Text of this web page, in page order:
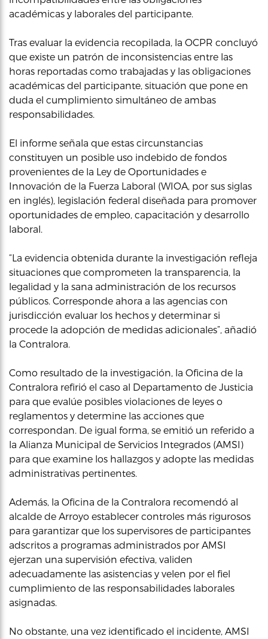
académicas y laborales del participante.
Tras evaluar la evidencia recopilada, la OCPR concluyó
que existe un patrón de inconsistencias entre las
horas reportadas como trabajadas y las obligaciones
académicas del participante, situación que pone en
duda el cumplimiento simultáneo de ambas
responsabilidades.
El informe señala que estas circunstancias
constituyen un posible uso indebido de fondos
provenientes de la Ley de Oportunidades e
Innovación de la Fuerza Laboral (WIOA, por sus siglas
en inglés), legislación federal diseñada para promover
oportunidades de empleo, capacitación y desarrollo
laboral.
“La evidencia obtenida durante la investigación refleja
situaciones que comprometen la transparencia, la
legalidad y la sana administración de los recursos
públicos. Corresponde ahora a las agencias con
jurisdicción evaluar los hechos y determinar si
procede la adopción de medidas adicionales”, añadió
la Contralora.
Como resultado de la investigación, la Oficina de la
Contralora refirió el caso al Departamento de Justicia
para que evalúe posibles violaciones de leyes o
reglamentos y determine las acciones que
correspondan. De igual forma, se emitió un referido a
la Alianza Municipal de Servicios Integrados (AMSI)
para que examine los hallazgos y adopte las medidas
administrativas pertinentes.
Además, la Oficina de la Contralora recomendó al
alcalde de Arroyo establecer controles más rigurosos
para garantizar que los supervisores de participantes
adscritos a programas administrados por AMSI
ejerzan una supervisión efectiva, validen
adecuadamente las asistencias y velen por el fiel
cumplimiento de las responsabilidades laborales
asignadas.
No obstante, una vez identificado el incidente, AMSI